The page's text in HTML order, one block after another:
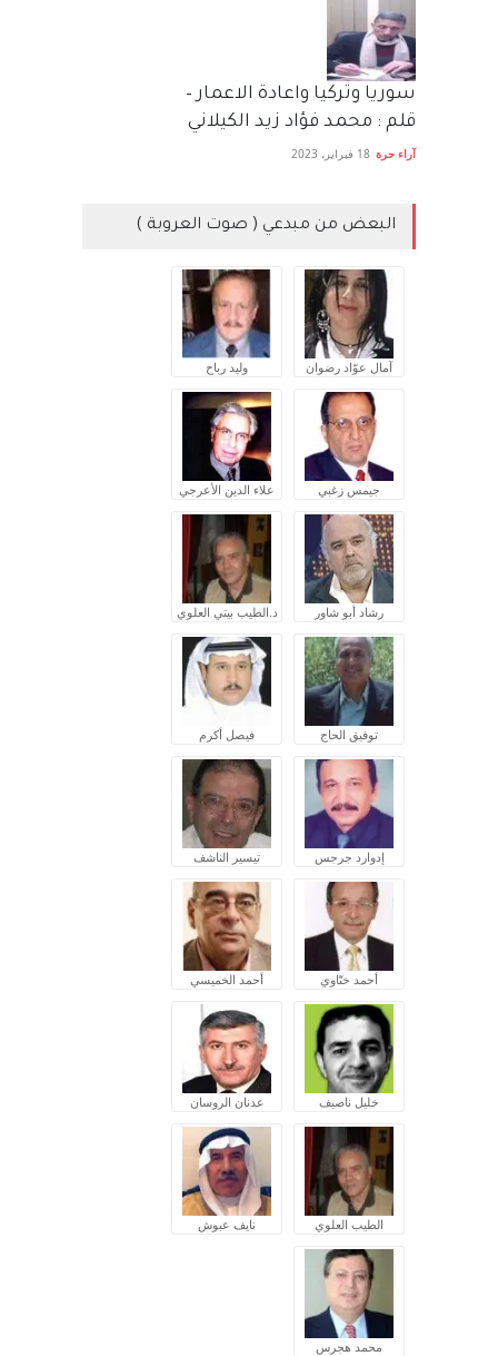
سوريا وتركيا واعادة الاعمار –
قلم : محمد فؤاد زيد الكيلاني
آراء حرة 18 فبراير، 2023
البعض من مبدعي ( صوت العروبة )
آمال عوّاد رضوان وليد رباح
جيمس زغبي علاء الدين الأعرجي
رشاد أبو شاور د.الطيب بيتي العلوي
توفيق الحاج فيصل أكرم
إدوارد جرجس تيسير الناشف
أحمد ختّاوي أحمد الخميسي
خليل ناصيف عدنان الروسان
الطيب العلوي نايف عبوش
محمد هجرس